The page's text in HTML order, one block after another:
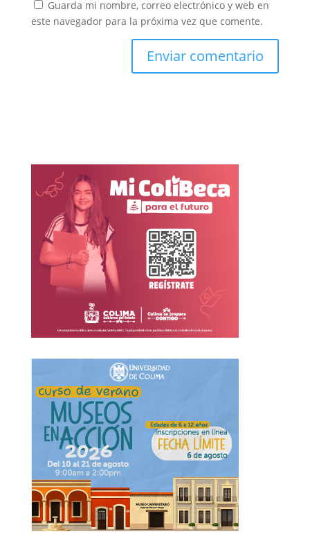
Guarda mi nombre, correo electrónico y web en
este navegador para la próxima vez que comente.